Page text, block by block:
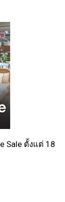
Sale ตั้งแต่ 18